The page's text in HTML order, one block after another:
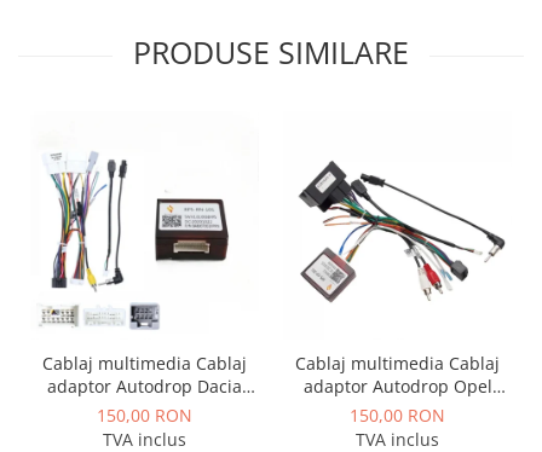
PRODUSE SIMILARE
Cablaj multimedia Cablaj
adaptor Autodrop Dacia
Logan / Sandero pentru
Navigatii multimedia
150,00 RON
TVA inclus
Cablaj multimedia Cablaj
adaptor Autodrop Opel
pentru Navigatii
multimedia Android
150,00 RON
TVA inclus